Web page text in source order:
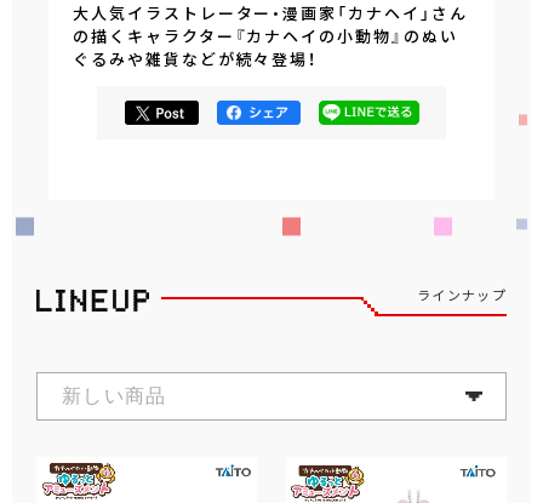
大人気イラストレーター・漫画家「カナヘイ」さん
の描くキャラクター『カナヘイの小動物』のぬい
ぐるみや雑貨などが続々登場！
ラインナップ